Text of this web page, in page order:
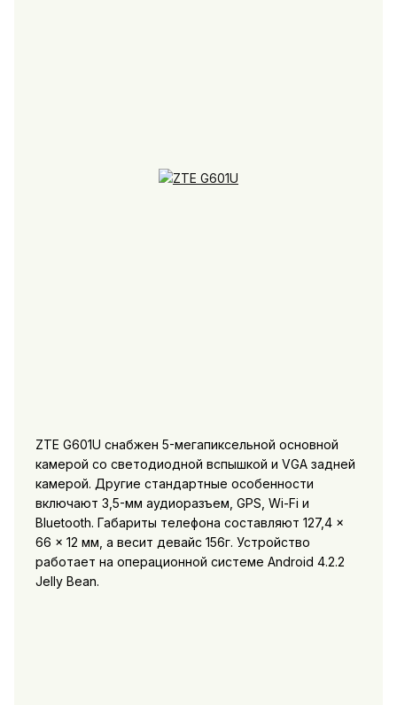
ZTE G601U снабжен 5-мегапиксельной основной
камерой со светодиодной вспышкой и VGA задней
камерой. Другие стандартные особенности
включают 3,5-мм аудиоразъем, GPS, Wi-Fi и
Bluetooth. Габариты телефона составляют 127,4 ×
66 × 12 мм, а весит девайс 156г. Устройство
работает на операционной системе Android 4.2.2
Jelly Bean.